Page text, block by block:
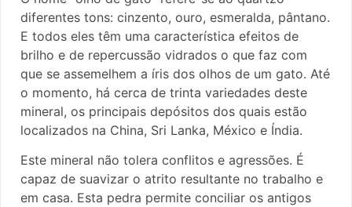
diferentes tons: cinzento, ouro, esmeralda, pântano.
E todos eles têm uma característica efeitos de
brilho e de repercussão vidrados o que faz com
que se assemelhem a íris dos olhos de um gato. Até
o momento, há cerca de trinta variedades deste
mineral, os principais depósitos dos quais estão
localizados na China, Sri Lanka, México e Índia.
Este mineral não tolera conflitos e agressões. É
capaz de suavizar o atrito resultante no trabalho e
em casa. Esta pedra permite conciliar os antigos